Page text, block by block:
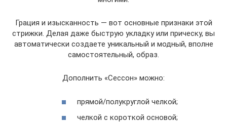
Грация и изысканность — вот основные признаки этой
стрижки. Делая даже быструю укладку или прическу, вы
автоматически создаете уникальный и модный, вполне
самостоятельный, образ.
Дополнить «Сессон» можно:
прямой/полукруглой челкой;
челкой с короткой основой;